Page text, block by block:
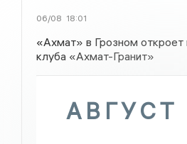
06/08 18:01
«Ахмат» в Грозном
клуба «Ахмат-Гранит»
АВГУСТ